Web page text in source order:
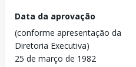
Data da aprovação
(conforme apresentação da
Diretoria Executiva)
25 de março de 1982